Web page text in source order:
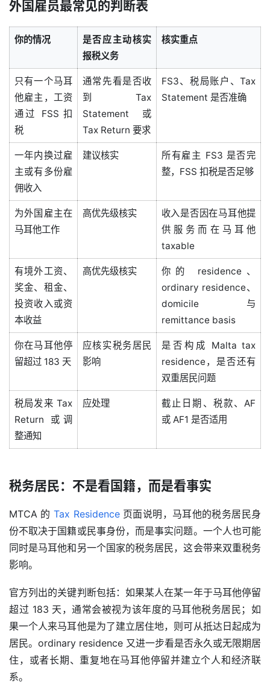
外国雇员最常见的判断表
你的情况
是否应主动核实
报税义务
核实重点
只有一个马耳
他雇主，工资
通过 FSS 扣
税
通常先看是否收
到 Tax
Statement 或
Tax Return 要求
FS3、税局账户、Tax
Statement 是否准确
一年内换过雇
主或有多份雇
佣收入
建议核实
所有雇主 FS3 是否完
整，FSS 扣税是否足够
为外国雇主在
马耳他工作
高优先级核实
收入是否因在马耳他提
供服务而在马耳他
taxable
有境外工资、
奖金、租金、
投资收入或资
本收益
高优先级核实
你的 residence、
ordinary residence、
domicile 与
remittance basis
你在马耳他停
留超过 183 天
应核实税务居民
影响
是否构成 Malta tax
residence，是否还有
双重居民问题
税局发来 Tax
Return 或调
整通知
应处理
截止日期、税款、AF
或 AF1 是否适用
税务居民：不是看国籍，而是看事实
MTCA 的 Tax Residence 页面说明，马耳他的税务居民身
份不取决于国籍或民事身份，而是事实问题。一个人也可能
同时是马耳他和另一个国家的税务居民，这会带来双重税务
影响。
官方列出的关键判断包括：如果某人在某一年于马耳他停留
超过 183 天，通常会被视为该年度的马耳他税务居民；如
果一个人来马耳他是为了建立居住地，则可从抵达日起成为
居民。ordinary residence 又进一步看是否永久或无限期居
住，或者长期、重复地在马耳他停留并建立个人和经济联
系。